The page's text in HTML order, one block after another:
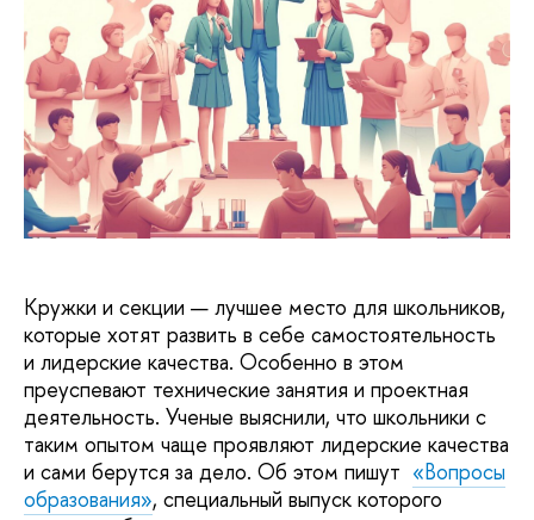
Кружки и секции — лучшее место для школьников,
которые хотят развить в себе самостоятельность
и лидерские качества. Особенно в этом
преуспевают технические занятия и проектная
деятельность. Ученые выяснили, что школьники с
таким опытом чаще проявляют лидерские качества
и сами берутся за дело. Об этом пишут «Вопросы
образования», специальный выпуск которого